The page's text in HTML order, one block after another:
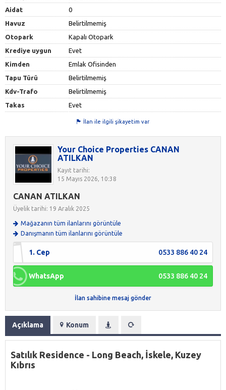
Aidat
0
Havuz
Belirtilmemiş
Otopark
Kapalı Otopark
Krediye uygun
Evet
Kimden
Emlak Ofisinden
Tapu Türü
Belirtilmemiş
Kdv-Trafo
Belirtilmemiş
Takas
Evet
İlan ile ilgili şikayetim var
Your Choice Properties CANAN
ATILKAN
Kayıt tarihi:
15 Mayıs 2026, 10:38
CANAN ATILKAN
Üyelik tarihi: 19 Aralık 2025
Mağazanın tüm ilanlarını görüntüle
Danışmanın tüm ilanlarını görüntüle
1. Cep 0533 886 40 24
WhatsApp 0533 886 40 24
İlan sahibine mesaj gönder
Açıklama Konum
Satılık Residence - Long Beach, İskele, Kuzey
Kıbrıs